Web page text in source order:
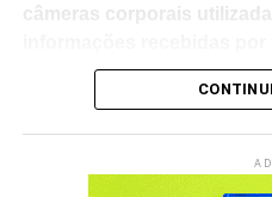
câmeras corporais
foram considerados
Polícia Civil encaminhasse